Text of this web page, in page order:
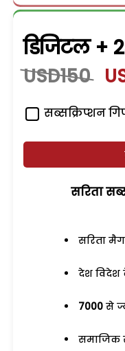
डिजिटल +
USD150
सब्सक्रिप्शन
सरिता
सरिता
देश विदेश
7000 से
समाजिक